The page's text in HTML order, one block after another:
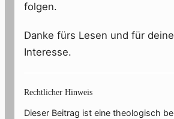
folgen.
Danke fürs Lesen und für
Interesse.
Rechtlicher Hinweis
Dieser Beitrag ist eine theologisch